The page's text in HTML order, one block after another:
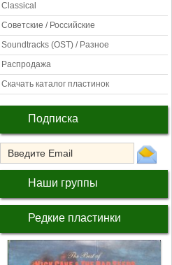
Classical
Советские / Российские
Soundtracks (OST) / Разное
Распродажа
Скачать каталог пластинок
Подписка
Наши группы
Редкие пластинки